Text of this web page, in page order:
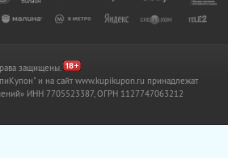
защищены.
и на сайт www.kupikupon.ru принадлежат
ИНН 7705523387, ОГРН 1127747063212